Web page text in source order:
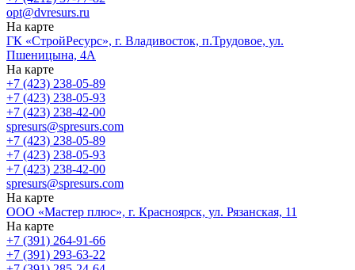
opt@dvresurs.ru
На карте
ГК «СтройРесурс», г. Владивосток, п.Трудовое, ул.
Пшеницына, 4А
На карте
+7 (423) 238-05-89
+7 (423) 238-05-93
+7 (423) 238-42-00
spresurs@spresurs.com
+7 (423) 238-05-89
+7 (423) 238-05-93
+7 (423) 238-42-00
spresurs@spresurs.com
На карте
ООО «Мастер плюс», г. Красноярск, ул. Рязанская, 11
На карте
+7 (391) 264-91-66
+7 (391) 293-63-22